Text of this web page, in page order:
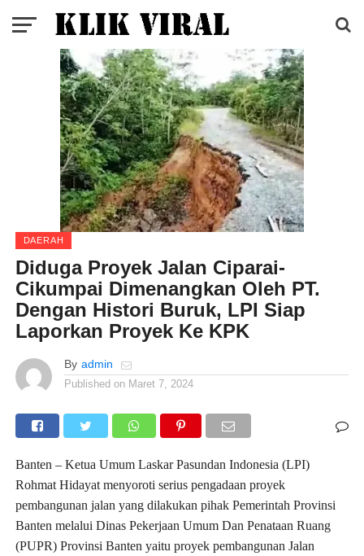
DAERAH
Diduga Proyek Jalan Ciparai-
Cikumpai Dimenangkan Oleh PT.
Dengan Histori Buruk, LPI Siap
Laporkan Proyek Ke KPK
By admin
Published on Maret 7, 2024
Banten – Ketua Umum Laskar Pasundan Indonesia (LPI)
Rohmat Hidayat menyoroti serius pengadaan proyek
pembangunan jalan yang dilakukan pihak Pemerintah Provinsi
Banten melalui Dinas Pekerjaan Umum Dan Penataan Ruang
(PUPR) Provinsi Banten yaitu proyek pembangunan Jalan